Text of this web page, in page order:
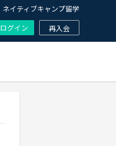
ネイティブキャンプ留学
ログイン 再入会